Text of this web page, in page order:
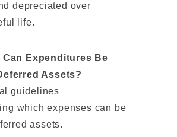
depreciated over
life.
Can Expenditures Be
Assets?
guidelines
which expenses can be
assets.